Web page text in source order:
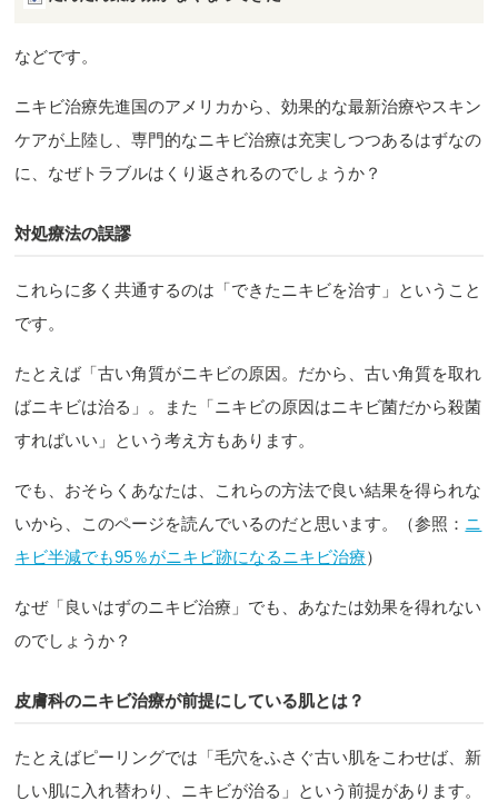
などです。
ニキビ治療先進国のアメリカから、効果的な最新治療やスキン
ケアが上陸し、専門的なニキビ治療は充実しつつあるはずなの
に、なぜトラブルはくり返されるのでしょうか？
対処療法の誤謬
これらに多く共通するのは「できたニキビを治す」ということ
です。
たとえば「古い角質がニキビの原因。だから、古い角質を取れ
ばニキビは治る」。また「ニキビの原因はニキビ菌だから殺菌
すればいい」という考え方もあります。
でも、おそらくあなたは、これらの方法で良い結果を得られな
いから、このページを読んでいるのだと思います。（参照： ニ
キビ半減でも95％がニキビ跡になるニキビ治療）
なぜ「良いはずのニキビ治療」でも、あなたは効果を得れない
のでしょうか？
皮膚科のニキビ治療が前提にしている肌とは？
たとえばピーリングでは「毛穴をふさぐ古い肌をこわせば、新
しい肌に入れ替わり、ニキビが治る」という前提があります。